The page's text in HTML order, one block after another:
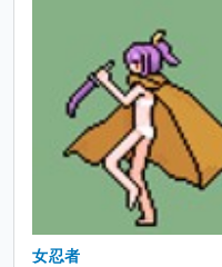
女忍者